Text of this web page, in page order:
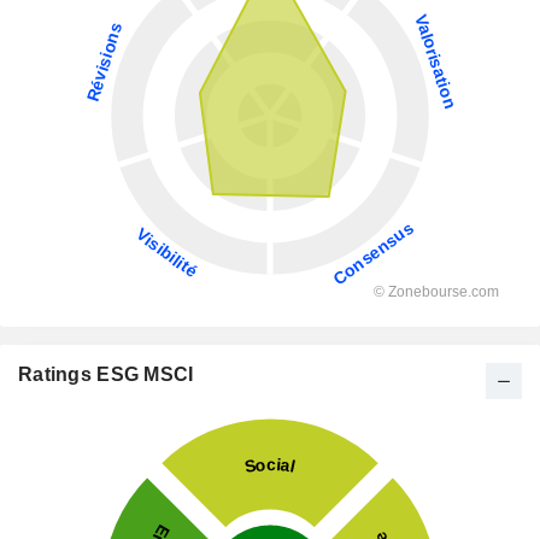
Ratings ESG MSCI